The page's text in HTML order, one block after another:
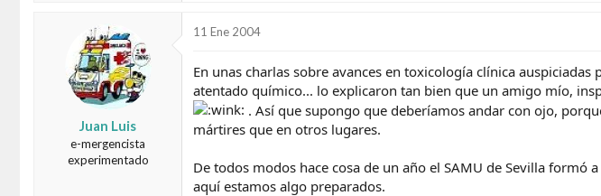
Juan Luis
e-mergencista
experimentado
11 Ene 2004
En unas charlas sobre avances en toxicología clínica
atentado químico... lo explicaron tan bien que un amigo mío,
. Así que supongo que deberíamos andar con ojo,
mártires que en otros lugares.
De todos modos hace cosa de un año el SAMU de Sevilla
aquí estamos algo preparados.